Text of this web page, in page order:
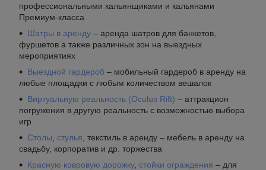
профессиональными кальянщиками и кальянами
Премиум-класса
Шатры в аренду – аренда шатров для банкетов,
фуршетов а также различных зон на выездных
мероприятиях
Выездной гардероб – мобильный гардероб в аренду на
любые площадки с любым количеством вешалок
Виртуальную реальность (Oculus Rift) – аттракцион
погружения в другую реальность с возможностью выбора
игр
Столы стулья , текстиль в аренду – мебель в аренду на
свадьбу, корпоратив и др. торжества
Красную ковровую дорожку, стойки ограждения – для